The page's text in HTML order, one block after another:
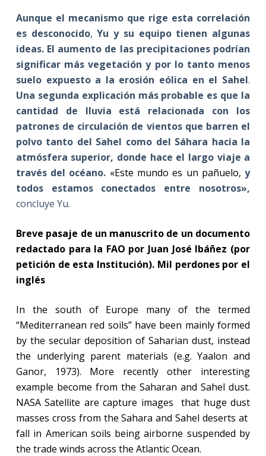
Aunque el mecanismo que rige esta correlación
es desconocido,Yu y su equipo tienen algunas
ideas. El aumento de las precipitaciones podrían
significar más vegetación y por lo tanto menos
suelo expuesto a la erosión eólica en el Sahel.
Una segunda explicación más probable es que la
cantidad de lluvia está relacionada con los
patrones de circulación de vientos que barren el
polvo tanto del Sahel como del Sáhara hacia la
atmósfera superior, donde hace el largo viaje a
través del océano. «Este mundo es un pañuelo,y
todos estamos conectados entre nosotros»,
concluye Yu.
Breve pasaje de un manuscrito de un documento
redactado para la FAO por Juan José Ibáñez (por
petición de esta Institución). Mil perdones por el
inglés
In the south of Europe many of the termed
“Mediterranean red soils” have been mainly formed
by the secular deposition of Saharian dust, instead
the underlying parent materials (e.g. Yaalon and
Ganor, 1973). More recently other interesting
example become from the Saharan and Sahel dust.
NASA Satellite are capture images
that huge dust
masses cross from the Sahara and Sahel deserts at
fall in American soils being airborne suspended by
the trade winds across the Atlantic Ocean.